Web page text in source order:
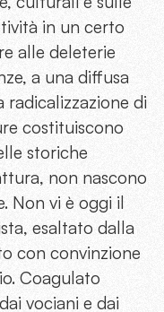
in un certo
alle deleterie
a una diffusa
radicalizzazione di
costituiscono
storiche
non nascono
Non vi è oggi il
esaltato dalla
con convinzione
Coagulato
vociani e dai